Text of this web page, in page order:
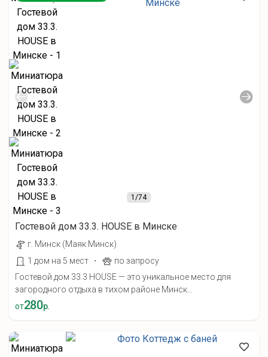
1/74
Гостевой дом 33.3. HOUSE в Минске
г. Минск (Маяк Минск)
1 дом на 5 мест
·
по запросу
Гостевой дом 33.3 HOUSE — это уникальное место для
загородного отдыха в тихом районе Минск...
от280р.